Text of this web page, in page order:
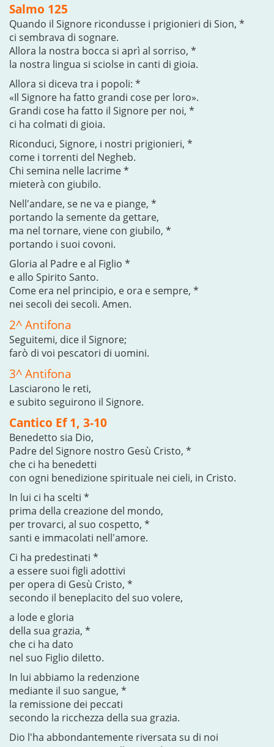
Salmo 125
Quando il Signore ricondusse i prigionieri di Sion, *
ci sembrava di sognare.
Allora la nostra bocca si aprì al sorriso, *
la nostra lingua si sciolse in canti di gioia.
Allora si diceva tra i popoli: *
«Il Signore ha fatto grandi cose per loro».
Grandi cose ha fatto il Signore per noi, *
ci ha colmati di gioia.
Riconduci, Signore, i nostri prigionieri, *
come i torrenti del Negheb.
Chi semina nelle lacrime *
mieterà con giubilo.
Nell'andare, se ne va e piange, *
portando la semente da gettare,
ma nel tornare, viene con giubilo, *
portando i suoi covoni.
Gloria al Padre e al Figlio *
e allo Spirito Santo.
Come era nel principio, e ora e sempre, *
nei secoli dei secoli. Amen.
2^ Antifona
Seguitemi, dice il Signore;
farò di voi pescatori di uomini.
3^ Antifona
Lasciarono le reti,
e subito seguirono il Signore.
Cantico Ef 1, 3-10
Benedetto sia Dio,
Padre del Signore nostro Gesù Cristo, *
che ci ha benedetti
con ogni benedizione spirituale nei cieli, in Cristo.
In lui ci ha scelti *
prima della creazione del mondo,
per trovarci, al suo cospetto, *
santi e immacolati nell'amore.
Ci ha predestinati *
a essere suoi figli adottivi
per opera di Gesù Cristo, *
secondo il beneplacito del suo volere,
a lode e gloria
della sua grazia, *
che ci ha dato
nel suo Figlio diletto.
In lui abbiamo la redenzione
mediante il suo sangue, *
la remissione dei peccati
secondo la ricchezza della sua grazia.
Dio l'ha abbondantemente riversata su di noi